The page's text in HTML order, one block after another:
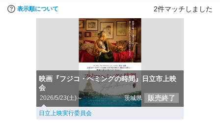
表示順について 2件マッチしました
映画『フジコ・ヘミングの時間』日立市上映
会
2026/5/23(土)～ 茨城県 販売終了
日立上映実行委員会